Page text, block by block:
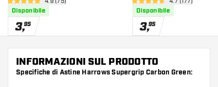
apri pannello recensioni
4.9 stelle di valutazione
Disponibile
3,95
apri pannello
4.7 stelle di valutazione
Disponibile
3,95
INFORMAZIONI SUL PRODOTTO
Specifiche di Astine Harrows Supergrip Carbon Green: